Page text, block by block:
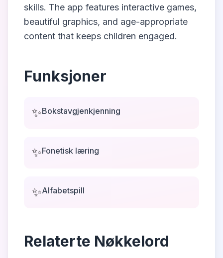
skills. The app features interactive games,
beautiful graphics, and age-appropriate
content that keeps children engaged.
Funksjoner
✨Bokstavgjenkjenning
✨Fonetisk læring
✨Alfabetspill
Relaterte Nøkkelord